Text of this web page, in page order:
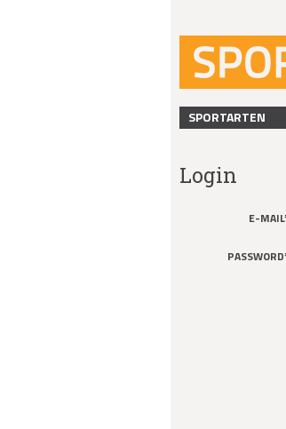
SPORTARTEN
Login
E-